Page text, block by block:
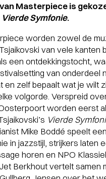
Masterpiece is
Vierde Symfonie.
worden zowel de
van vele kanten
een ontdekkingstocht,
van onderdeel
en zelf bepaalt wat je wilt
volgorde. Verspreid
worden eerst
Vierde
Mike Boddé speelt
in jazzstijl, strijkers laten
horen en NPO
Berkhout vertelt samen